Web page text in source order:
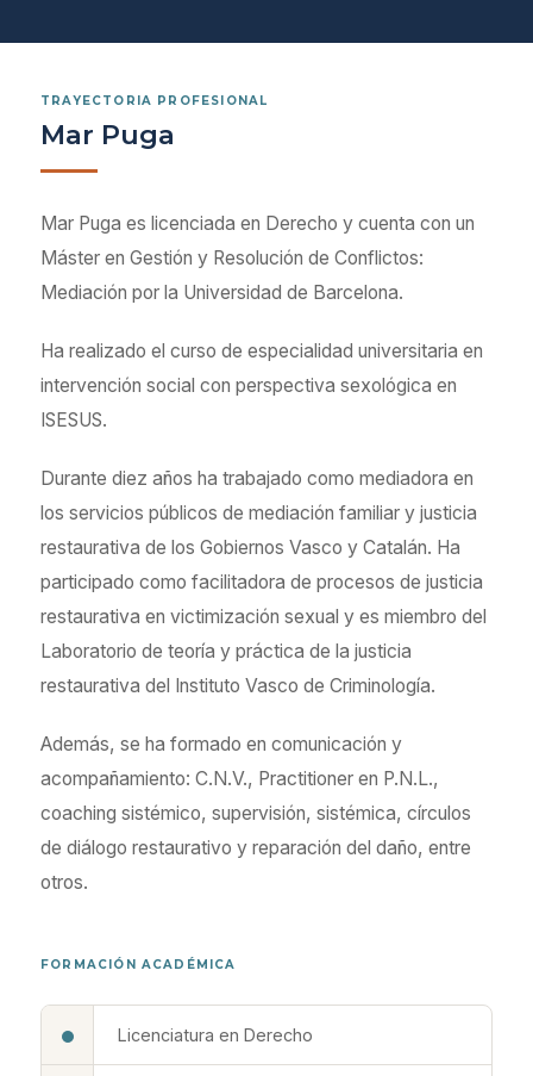
TRAYECTORIA PROFESIONAL
Mar Puga
Mar Puga es licenciada en Derecho y cuenta con un
Máster en Gestión y Resolución de Conflictos:
Mediación por la Universidad de Barcelona.
Ha realizado el curso de especialidad universitaria en
intervención social con perspectiva sexológica en
ISESUS.
Durante diez años ha trabajado como mediadora en
los servicios públicos de mediación familiar y justicia
restaurativa de los Gobiernos Vasco y Catalán. Ha
participado como facilitadora de procesos de justicia
restaurativa en victimización sexual y es miembro del
Laboratorio de teoría y práctica de la justicia
restaurativa del Instituto Vasco de Criminología.
Además, se ha formado en comunicación y
acompañamiento: C.N.V., Practitioner en P.N.L.,
coaching sistémico, supervisión, sistémica, círculos
de diálogo restaurativo y reparación del daño, entre
otros.
FORMACIÓN ACADÉMICA
Licenciatura en Derecho